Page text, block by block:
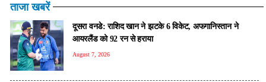
ताजा खबरें
दूसरा वनडे: राशिद खान ने झटके 6 विकेट, अफगानिस्तान ने
आयरलैंड को 92 रन से हराया
August 7, 2026